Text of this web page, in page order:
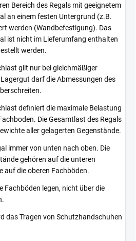
Bereich des Regals mit geeignetem
an einem festen Untergrund (z.B.
werden (Wandbefestigung). Das
ist nicht im Lieferumfang enthalten
werden.
gilt nur bei gleichmäßiger
darf die Abmessungen des
definiert die maximale Belastung
Die Gesamtlast des Regals
aller gelagerten Gegenstände.
immer von unten nach oben. Die
gehören auf die unteren
auf die oberen Fachböden.
Fachböden legen, nicht über die
das Tragen von Schutzhandschuhen